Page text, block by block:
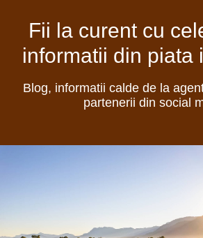
Fii la curent cu
informatii din piata
Blog, informatii calde de la
partenerii din social